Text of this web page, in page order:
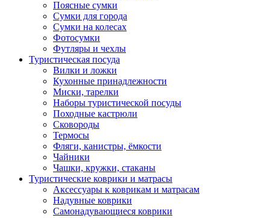
Поясные сумки
Сумки для города
Сумки на колесах
Фотосумки
Футляры и чехлы
Туристическая посуда
Вилки и ложки
Кухонные принадлежности
Миски, тарелки
Наборы туристической посуды
Походные кастрюли
Сковороды
Термосы
Фляги, канистры, ёмкости
Чайники
Чашки, кружки, стаканы
Туристические коврики и матрасы
Аксессуары к коврикам и матрасам
Надувные коврики
Самонадувающиеся коврики